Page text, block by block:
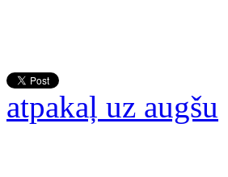
atpakaļ uz augšu